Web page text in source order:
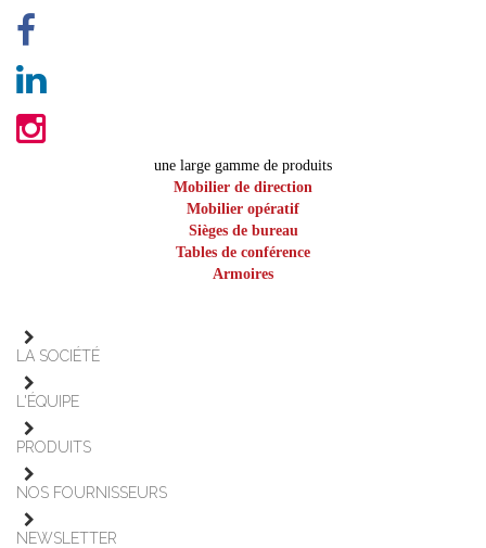
une large gamme de produits
Mobilier de direction
Mobilier opératif
Sièges de bureau
Tables de conférence
Armoires
LA SOCIÉTÉ
L'ÉQUIPE
PRODUITS
NOS FOURNISSEURS
NEWSLETTER